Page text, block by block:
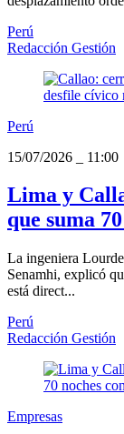
Perú
Redacción Gestión
Perú
15/07/2026
11:00
Lima y
que suma
La ingeniera
Senamhi, explicó
está direct...
Perú
Redacción Gestión
Empresas